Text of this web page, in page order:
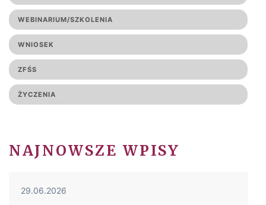
WEBINARIUM/SZKOLENIA
WNIOSEK
ZFŚS
ŻYCZENIA
NAJNOWSZE WPISY
29.06.2026